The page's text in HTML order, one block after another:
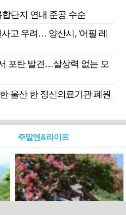
단지 연내 준공 수순
고 우려… 양산시, '어필 레
포탄 발견…살상력 없는 모
울산 한 정신의료기관 폐원
주말엔&라이프